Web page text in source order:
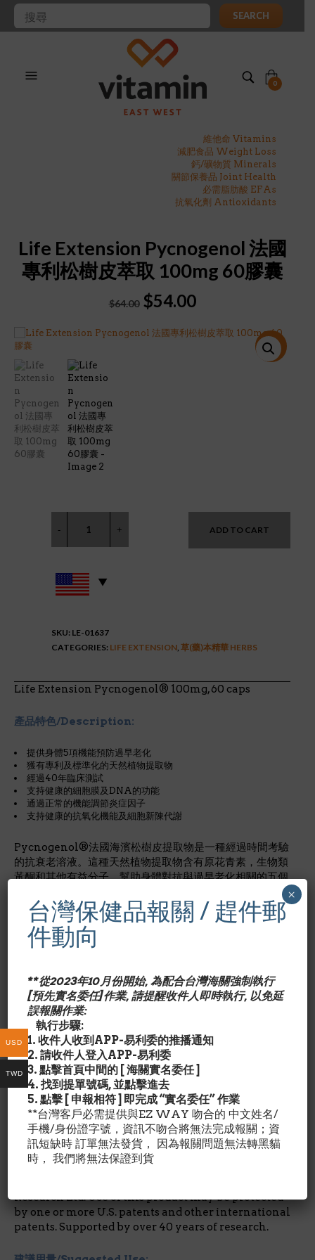
SEARCH
0
維他命 Vitamins
減肥食品 Weight Loss
鈣/礦物質 Minerals
關節保養品 Joint Health
必需脂肪酸 EFAs
抗氧化劑 Antioxidants
Life Extension Pycnogenol 法國
專利松樹皮萃取 100mg 60膠囊
$64.00 Original
was:
$54.00Current
is:
特價!
ADD TO CART
SKU: LE-01637
CATEGORIES: LIFE EXTENSION, 草(藥)本精華 HERBS
Life Extension Pycnogenol® 100mg, 60 caps
產品特色/Description:
提供身體5項機能預防過早老化
獲有專利及標準化的天然植物提取物
經過40年臨床測試
支持健康的細胞膜及DNA的功能
通過正常的機能調節炎症因子
支持健康的抗氧化機能及細胞新陳代謝
Pycnogenol®法國海濱松樹皮提取物是一種經過時間考驗
的抗衰老溶液。這種天然植物提取物含有原花青素，生物類
黃酮和其他有益分子，幫助身體對抗與過早老化相關的五個
過程。對Pycnogenol的40年研究已經幫助驗證其強大的
抗衰老性能。
*Pycnogenol®為Horphag Research Ltd之專利商標.受
成份含量/Nutrition Facts:
每1膠囊成份
松樹皮萃取(碧羅芷) 100 mg
— Pycnogenol® dried French Maritime pine
extract (bark) [std. to 65% procyanidins]
維他命C 4mg — Vitamin C (as ascorbyl palmitate)
其他成份/Ingredient Details:
Vegetable cellulose (capsule), rice flour, and silica.
Non-GMO
Research Ltd. Use of this product may be protected
by one or more U.S. patents and other international
patents. Supported by over 40 years of research.
台灣保健品報關 / 趕件郵
件動向
**從2023年10月份開始, 為配合台灣海關強制執行
[預先實名委任]作業, 請提醒收件人即時執行, 以免延
誤報關作業:
執行步驟:
1. 收件人收到APP-易利委的推播通知
2. 請收件人登入APP-易利委
3. 點擊首頁中間的 [ 海關實名委任 ]
4. 找到提單號碼, 並點擊進去
5. 點擊 [ 申報相符 ] 即完成 “實名委任” 作業
**台灣客戶必需提供與EZ WAY 吻合的 中文姓名/
手機/身份證字號，資訊不吻合將無法完成報關；資
訊短缺時 訂單無法發貨， 因為報關問題無法轉黑貓
時， 我們將無法保證到貨
×
USD
TWD